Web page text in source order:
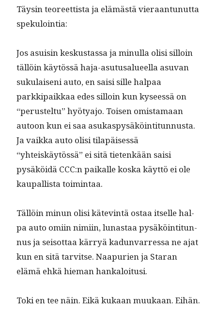
Täysin teo­reet­tista ja elämästä vier­aan­tunut­ta
spekulointia:
Jos asu­isin keskus­tas­sa ja min­ul­la olisi sil­loin
täl­löin käytössä haja-asu­tusalueel­la asu­van
suku­laiseni auto, en saisi sille hal­paa
parkkipaikkaa edes sil­loin kun kyseessä on
“perustel­tu” hyötya­jo. Toisen omis­ta­maan
autoon kun ei saa asukaspysäköin­ti­tun­nus­ta.
Ja vaik­ka auto olisi tilapäisessä
“yhteiskäytössä” ei sitä tietenkään saisi
pysäköidä CCC:n paikalle kos­ka käyt­tö ei ole
kau­pal­lista toimintaa.
Täl­löin min­un olisi kätev­in­tä ostaa itselle hal­
pa auto omi­in nimi­in, lunas­taa pysäköin­ti­tun­
nus ja seisot­taa kär­ryä kadun­var­res­sa ne ajat
kun en sitä tarvitse. Naa­purien ja Staran
elämä ehkä hie­man hankaloitusi.
Toki en tee näin. Eikä kukaan muukaan. Eihän.